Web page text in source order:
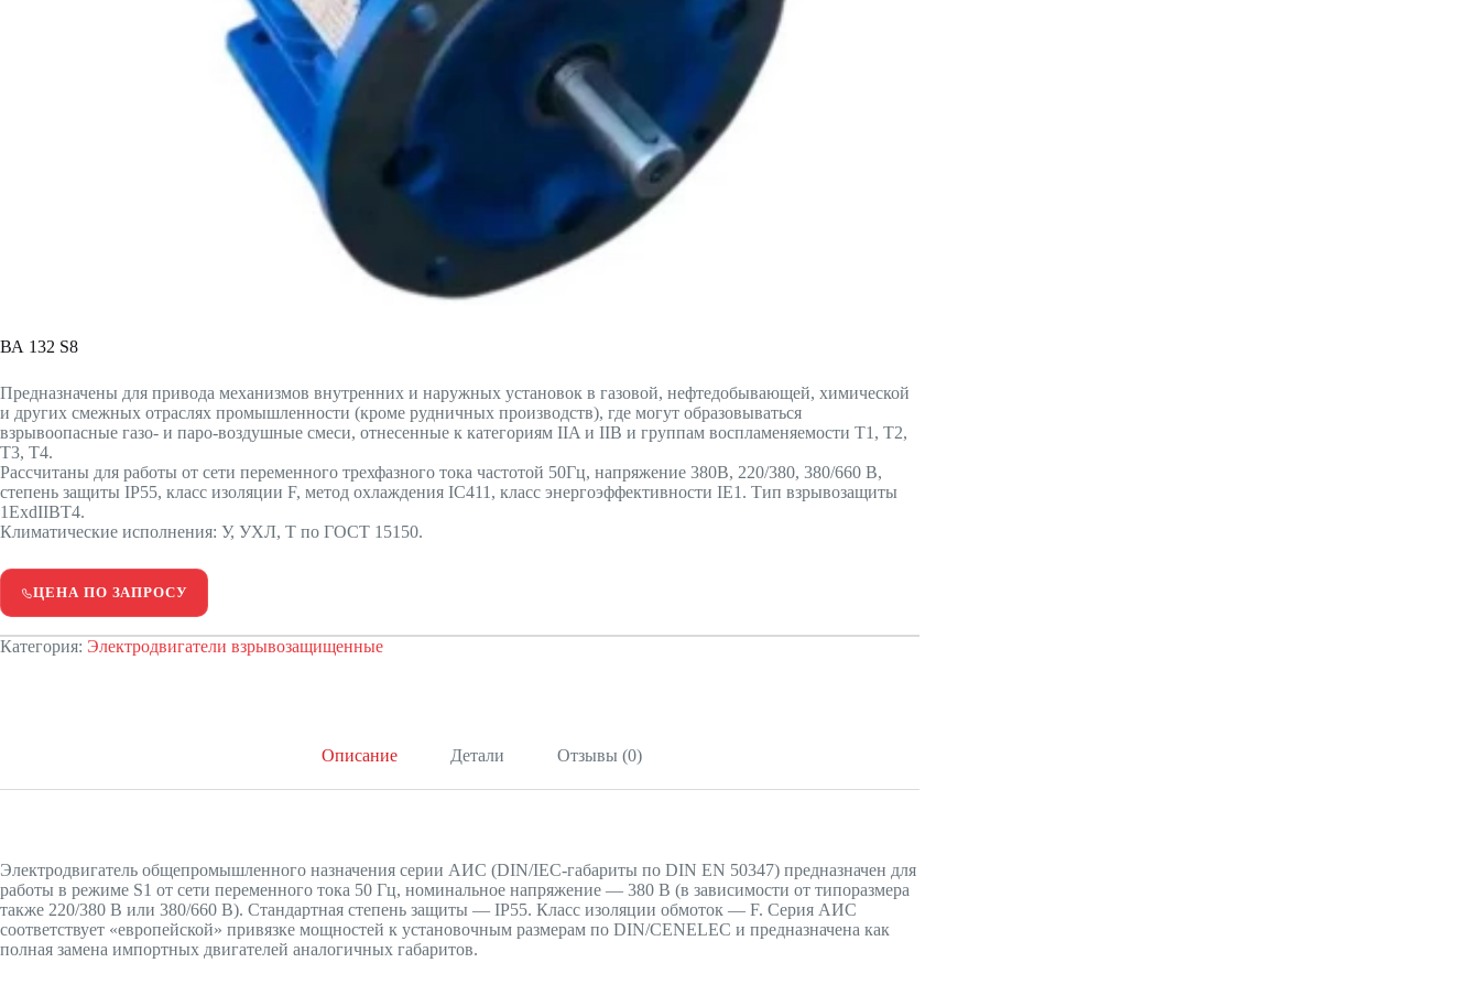
ВА 132 S8
Предназначены для привода механизмов внутренних и наружных установок в газовой, нефтедобывающей, химической
и других смежных отраслях промышленности (кроме рудничных производств), где могут образовываться
взрывоопасные газо- и паро-воздушные смеси, отнесенные к категориям IIA и IIB и группам воспламеняемости T1, T2,
T3, T4.
Рассчитаны для работы от сети переменного трехфазного тока частотой 50Гц, напряжение 380В, 220/380, 380/660 В,
степень защиты IP55, класс изоляции F, метод охлаждения IC411, класс энергоэффективности IE1. Тип взрывозащиты
1ExdIIBT4.
Климатические исполнения: У, УХЛ, Т по ГОСТ 15150.
ЦЕНА ПО ЗАПРОСУ
Категория: Электродвигатели взрывозащищенные
Описание Детали Отзывы (0)
Электродвигатель общепромышленного назначения серии АИС (DIN/IEC-габариты по DIN EN 50347) предназначен для
работы в режиме S1 от сети переменного тока 50 Гц, номинальное напряжение — 380 В (в зависимости от типоразмера
также 220/380 В или 380/660 В). Стандартная степень защиты — IP55. Класс изоляции обмоток — F. Серия АИС
соответствует «европейской» привязке мощностей к установочным размерам по DIN/CENELEC и предназначена как
полная замена импортных двигателей аналогичных габаритов.